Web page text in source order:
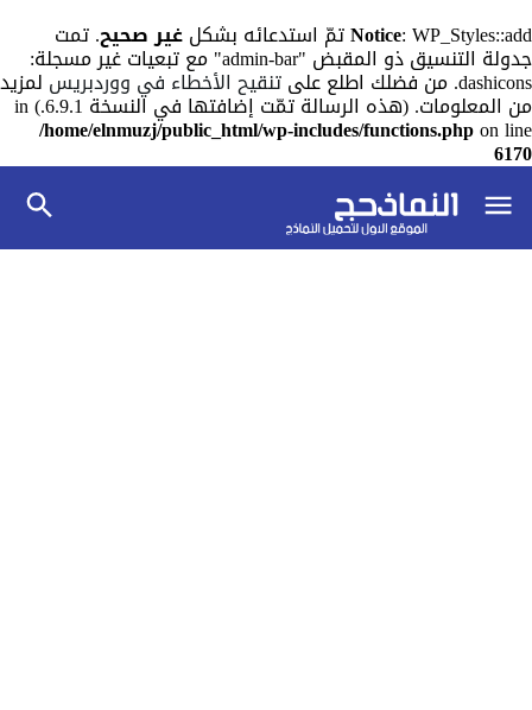
Notice: WP_Styles::add تمّ استدعائه بشكل غير صحيح. تمت
جدولة التنسيق ذو المقبض "admin-bar" مع تبعيات غير مسجلة:
dashicons. من فضلك اطلع على تنقيح الأخطاء في ووردبريس لمزيد
من المعلومات. (هذه الرسالة تمّت إضافتها في النسخة 6.9.1.) in
/home/elnmuzj/public_html/wp-includes/functions.phpon line
6170